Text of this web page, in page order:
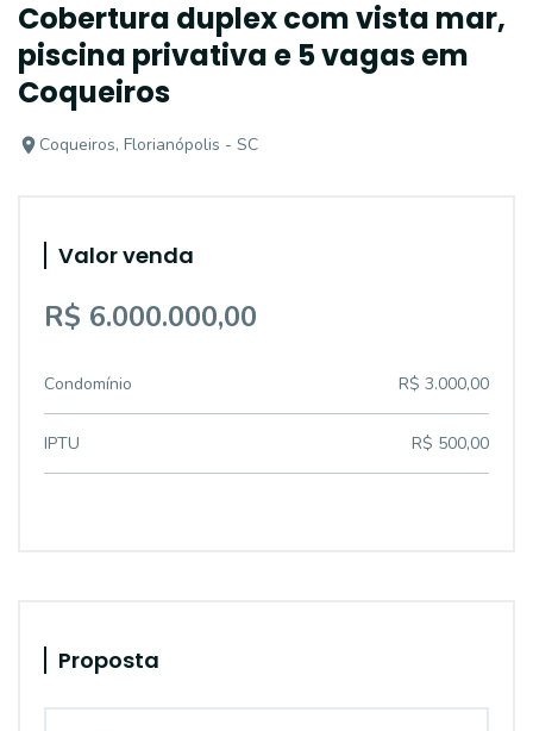
Cobertura duplex com vista mar,
piscina privativa e 5 vagas em
Coqueiros
Coqueiros, Florianópolis - SC
Valor venda
R$ 6.000.000,00
Condomínio R$ 3.000,00
IPTU R$ 500,00
Proposta